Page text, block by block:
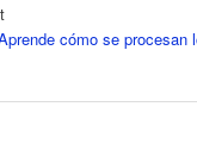
cómo se procesan